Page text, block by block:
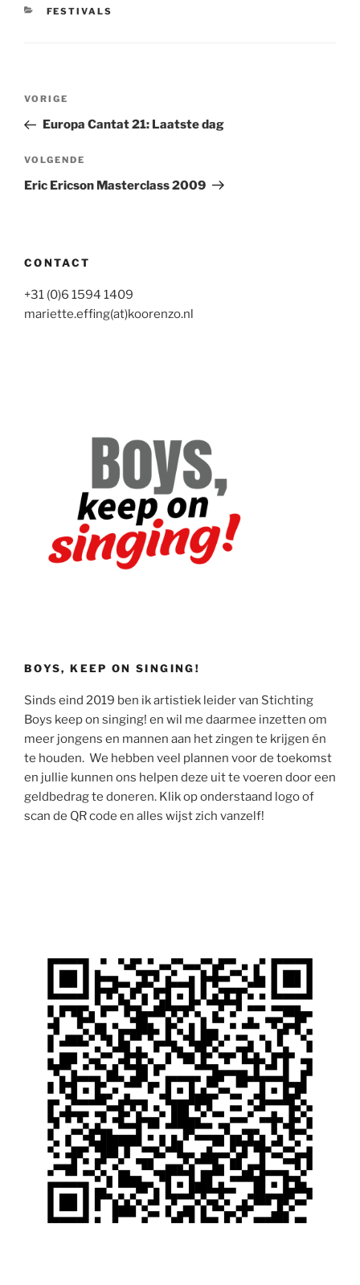
CATEGORIEËN
FESTIVALS
Bericht
Vorig
bericht
VORIGE
Europa Cantat 21: Laatste dag
Volgend
bericht
VOLGENDE
Eric Ericson Masterclass 2009
CONTACT
+31 (0)6 1594 1409
mariette.effing(at)koorenzo.nl
BOYS, KEEP ON SINGING!
Sinds eind 2019 ben ik artistiek leider van Stichting
Boys keep on singing! en wil me daarmee inzetten om
meer jongens en mannen aan het zingen te krijgen én
te houden. We hebben veel plannen voor de toekomst
en jullie kunnen ons helpen deze uit te voeren door een
geldbedrag te doneren. Klik op onderstaand logo of
scan de QR code en alles wijst zich vanzelf!